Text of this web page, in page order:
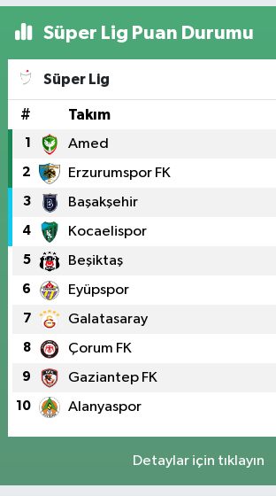
Süper Lig Puan Durumu
Süper Lig
# Takım
1 Amed
2 Erzurumspor FK
3 Başakşehir
4 Kocaelispor
5 Beşiktaş
6 Eyüpspor
7 Galatasaray
8 Çorum FK
9 Gaziantep FK
10 Alanyaspor
Detaylar için tıklayın